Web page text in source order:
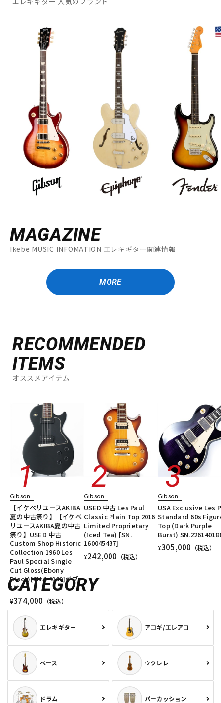
MAGAZINE
Ikebe MUSIC INFOMATION エレキギター関連情報
MORE
RECOMMENDED
ITEMS
オススメアイテム
Gibson
【イケベリユースAKIBA
夏の中古祭り】【イケベ
リユースAKIBA夏の中古
祭り】USED 中古
Custom Shop Historic
Collection 1960 Les
Paul Special Single
Cut Gloss(Ebony
Black)[SN.0 4069]ギブ
ソン
¥374,000 （税込）
Gibson
USED 中古 Les Paul
Classic Plain Top 2016
Limited Proprietary
(Iced Tea) [SN.
160045437]
¥242,000 （税込）
Gibson
USA Exclusive Les
Standard 60s
Top (Dark Purple
Burst)
¥305,000 （税込）
CATEGORY
エレキギター アコギ/エレアコ
ベース ウクレレ
ドラム パーカッション